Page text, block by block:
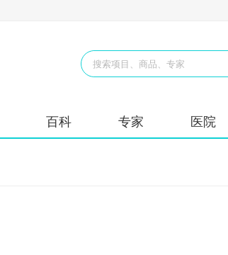
百科 专家 医院